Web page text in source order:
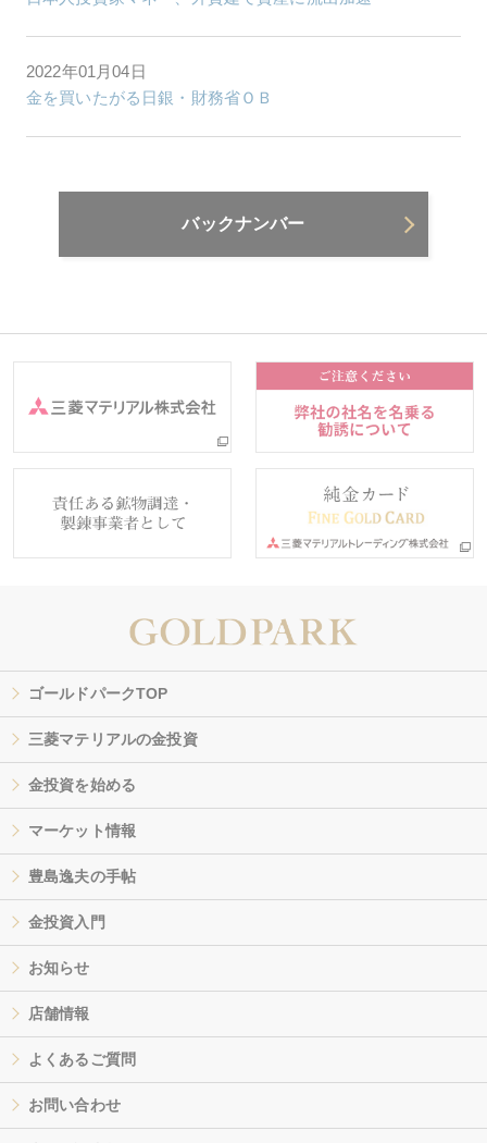
2022年01月04日
金を買いたがる日銀・財務省ＯＢ
バックナンバー
ゴールドパークTOP
三菱マテリアルの金投資
金投資を始める
マーケット情報
豊島逸夫の手帖
金投資入門
お知らせ
店舗情報
よくあるご質問
お問い合わせ